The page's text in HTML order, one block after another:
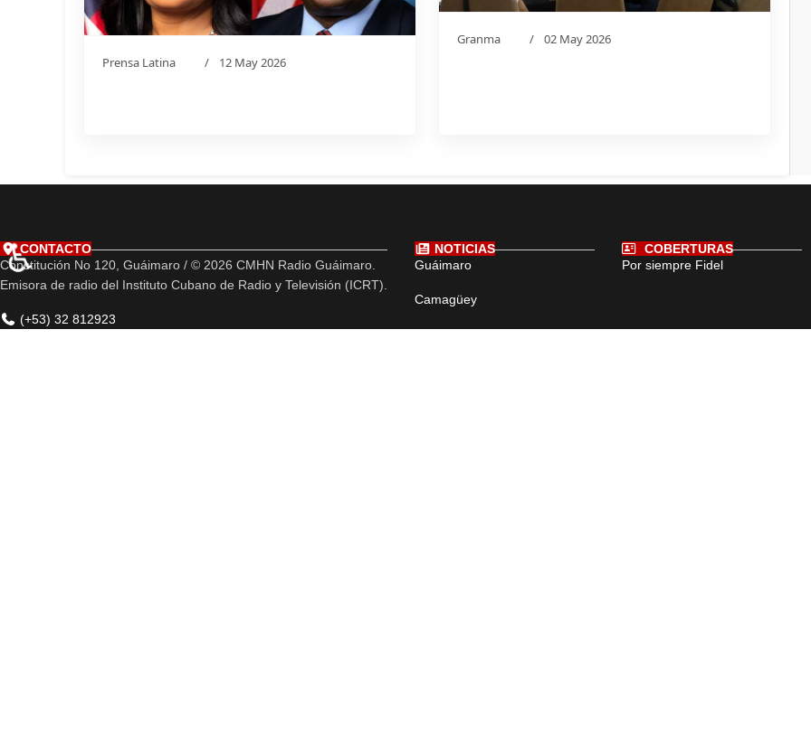
Prensa Latina 12 May 2026
Granma 02 May 2026
CONTACTO
Constitución No 120, Guáimaro / © 2026 CMHN Radio Guáimaro.
Emisora de radio del Instituto Cubano de Radio y Televisión (ICRT).
(+53) 32 812923
NOTICIAS
Guáimaro
Camagüey
Cuba
COBERTURAS
Por siempre Fidel